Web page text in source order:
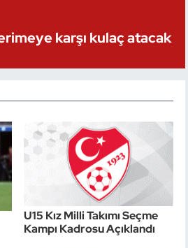
karşı kulaç atacak
U15 Kız Milli Takımı Seçme
Kampı Kadrosu Açıklandı